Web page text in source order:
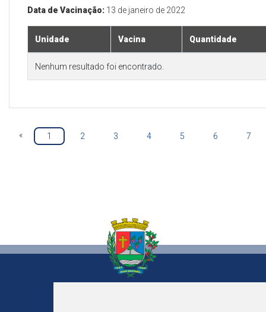
Data de Vacinação: 13 de janeiro de 2022
Unidade Vacina Quantidade
Nenhum resultado foi encontrado.
« 1 2 3 4 5 6 7